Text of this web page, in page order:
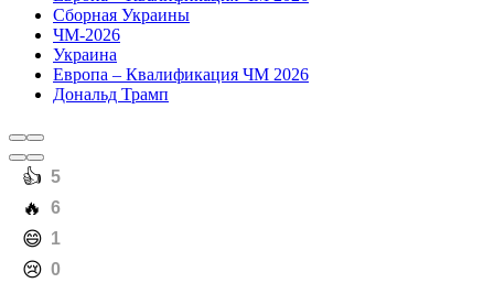
Сборная Украины
ЧМ-2026
Украина
Европа – Квалификация ЧМ 2026
Дональд Трамп
️👍 5
️🔥 6
️😄 1
️😢 0